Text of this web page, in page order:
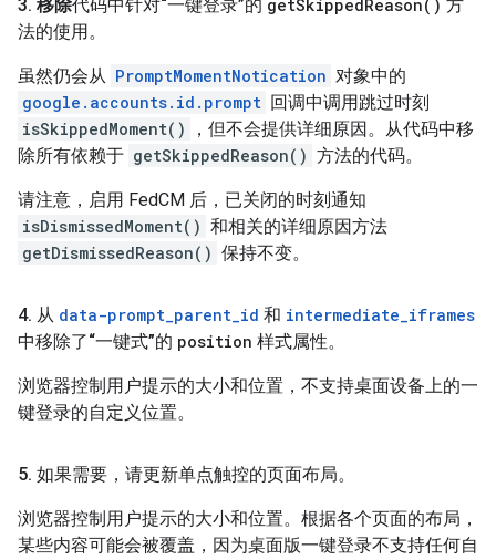
3. 移除代码中针对“一键登录”的 getSkippedReason( ) 方
法的使用。
虽然仍会从 PromptMomentNotication 对象中的
google.accounts.id.prompt 回调中调用跳过时刻
isSkippedMoment()
，但不会提供详细原因。从代码中移
除所有依赖于 getSkippedReason() 方法的代码。
请注意，启用 FedCM 后，已关闭的时刻通知
isDismissedMoment() 和相关的详细原因方法
getDismissedReason() 保持不变。
4. 从 data-prompt_parent_id 和 intermediate_iframes
中移除了“一键式”的 position 样式属性。
浏览器控制用户提示的大小和位置，不支持桌面设备上的一
键登录的自定义位置。
5. 如果需要，请更新单点触控的页面布局。
浏览器控制用户提示的大小和位置。根据各个页面的布局，
某些内容可能会被覆盖，因为桌面版一键登录不支持任何自